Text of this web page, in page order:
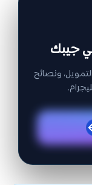
جيبك
ونصائح